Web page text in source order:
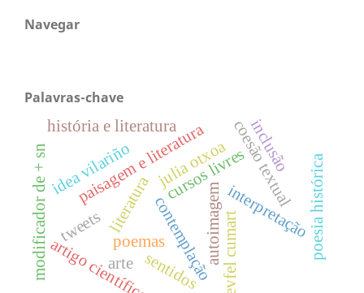
Navegar
Palavras-chave
literatura
poemas
cursos livres
autoimagem
contemplação
arte
interpretação
sentidos nevfel cumart
artigo científico
coesão textual
paisagem e literatura
história e literatura
poesia histórica
idea vilariño julia otxoa
tweets
modificador de + sn inclusão